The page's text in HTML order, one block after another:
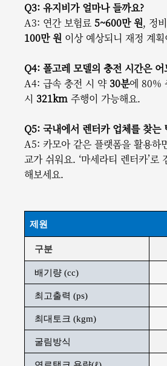
Q3: 유지비가 얼마나 들까요?
A3: 연간 보험료 5~600만 원, 정
100만 원 이상 예상되니 재정 계
Q4: 폴고레 모델의 충전 시간은 어
A4: 급속 충전 시 약30분에 80%
시 321km 주행이 가능해요.
Q5: 국내에서 렌터카 업체를 찾는
A5: 카모아 같은 플랫폼을 활용하
교가 쉬워요. ‘마세라티 렌터카’로
해보세요.
제원
구분
배기량 (cc)
최고출력 (ps)
최대토크 (kgm)
굴림방식